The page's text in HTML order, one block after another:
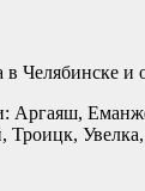
в Челябинске и
Аргаяш,